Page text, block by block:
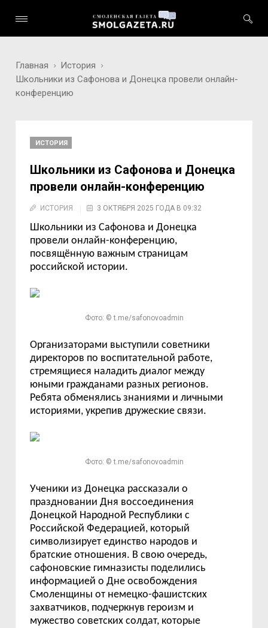
Главная
История
Школьники из Сафонова и Донецка провели онлайн-
конференцию
ИСТОРИЯ
Школьники из Сафонова и Донецка
провели онлайн-конференцию
ИСТОРИЯ 3 ОКТЯБРЯ 2025 ГОДА В 09:32
Школьники из Сафонова и Донецка
провели онлайн-конференцию,
посвящённую важным страницам
российской истории.
Фото: © t.me/safonovoadmin
Организаторами выступили советники
директоров по воспитательной работе,
стремящиеся наладить диалог между
юными гражданами разных регионов.
Ребята обменялись знаниями и личными
историями, укрепив дружеские связи.
Фото: © t.me/safonovoadmin
Ученики из Донецка рассказали о
праздновании Дня воссоединения
Донецкой Народной Республики с
Российской Федерацией, который
символизирует единство народов и
братские отношения. В свою очередь,
сафоновские гимназисты поделились
информацией о Дне освобождения
Смоленщины от немецко-фашистских
захватчиков, подчеркнув героизм и
мужество советских солдат, которые